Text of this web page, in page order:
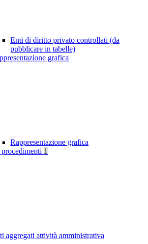
Enti di diritto privato controllati (da
pubblicare in tabelle)
grafica
Rappresentazione grafica
1
aggregati attività amministrativa